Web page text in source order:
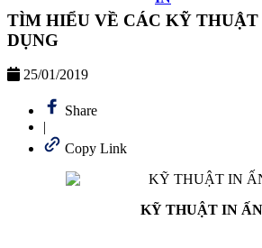
TÌM HIỂU VỀ CÁC KỸ THUẬT
DỤNG
25/01/2019
Share
|
Copy Link
KỸ THUẬT IN ẤN